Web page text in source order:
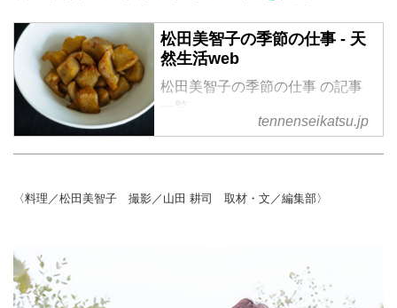
松田美智子の季節の仕事 - 天
然生活web
松田美智子の季節の仕事 の記事
一覧
tennenseikatsu.jp
〈料理／松田美智子 撮影／山田 耕司 取材・文／編集部〉